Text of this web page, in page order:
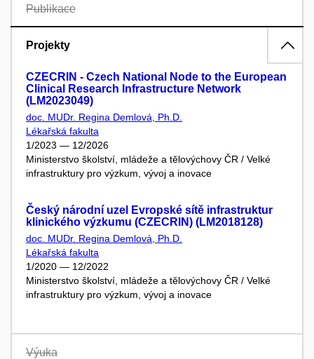
Publikace
Projekty
CZECRIN - Czech National Node to the European
Clinical Research Infrastructure Network
(LM2023049)
doc. MUDr. Regina Demlová, Ph.D.
Lékařská fakulta
1/2023 — 12/2026
Ministerstvo školství, mládeže a tělovýchovy ČR / Velké
infrastruktury pro výzkum, vývoj a inovace
Český národní uzel Evropské sítě infrastruktur
klinického výzkumu (CZECRIN) (LM2018128)
doc. MUDr. Regina Demlová, Ph.D.
Lékařská fakulta
1/2020 — 12/2022
Ministerstvo školství, mládeže a tělovýchovy ČR / Velké
infrastruktury pro výzkum, vývoj a inovace
Výuka